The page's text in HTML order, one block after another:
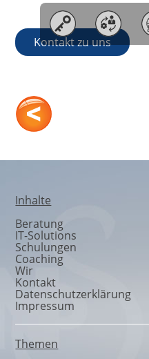
Kontakt zu uns
Inhalte
Beratung
IT-Solutions
Schulungen
Coaching
Wir
Kontakt
Datenschutzerklärung
Impressum
Themen